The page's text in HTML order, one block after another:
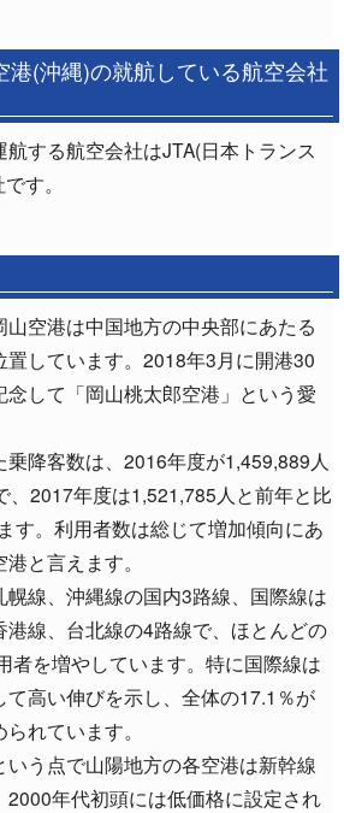
港(沖縄)の就航している航空会社
する航空会社はJTA(日本トランス
す。
空港は中国地方の中央部にあたる
置しています。2018年3月に開港30
念して「岡山桃太郎空港」という愛
降客数は、2016年度が1,459,889人
、2017年度は1,521,785人と前年と比
す。利用者数は総じて増加傾向にあ
と言えます。
線、沖縄線の国内3路線、国際線は
港線、台北線の4路線で、ほとんどの
者を増やしています。特に国際線は
て高い伸びを示し、全体の17.1％が
れています。
う点で山陽地方の各空港は新幹線
2000年代初頭には低価格に設定され